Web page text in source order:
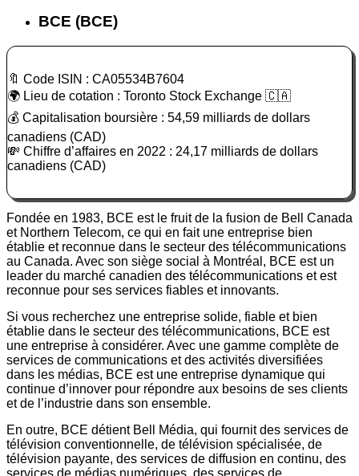
BCE (BCE)
🔖 Code ISIN : CA05534B7604
🌍 Lieu de cotation : Toronto Stock Exchange 🇨🇦
💰 Capitalisation boursière : 54,59 milliards de dollars
canadiens (CAD)
💸 Chiffre d’affaires en 2022 : 24,17 milliards de dollars
canadiens (CAD)
Fondée en 1983, BCE est le fruit de la fusion de Bell Canada
et Northern Telecom, ce qui en fait une entreprise bien
établie et reconnue dans le secteur des télécommunications
au Canada. Avec son siège social à Montréal, BCE est un
leader du marché canadien des télécommunications et est
reconnue pour ses services fiables et innovants.
Si vous recherchez une entreprise solide, fiable et bien
établie dans le secteur des télécommunications, BCE est
une entreprise à considérer. Avec une gamme complète de
services de communications et des activités diversifiées
dans les médias, BCE est une entreprise dynamique qui
continue d’innover pour répondre aux besoins de ses clients
et de l’industrie dans son ensemble.
En outre, BCE détient Bell Média, qui fournit des services de
télévision conventionnelle, de télévision spécialisée, de
télévision payante, des services de diffusion en continu, des
services de médias numériques, des services de